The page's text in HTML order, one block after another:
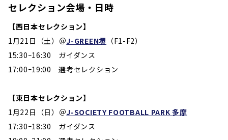
セレクション会場・日時
【西日本セレクション】
1月21日（土）＠J-GREEN堺 （F1-F2）
15:30ｰ16:30 ガイダンス
17:00ｰ19:00 選考セレクション
【東日本セレクション】
1月22日（日）＠J-SOCIETY FOOTBALL PARK 多摩
17:30ｰ18:30 ガイダンス